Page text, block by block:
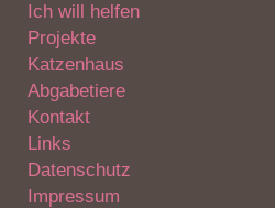
Ich will helfen
Projekte
Katzenhaus
Abgabetiere
Kontakt
Links
Datenschutz
Impressum